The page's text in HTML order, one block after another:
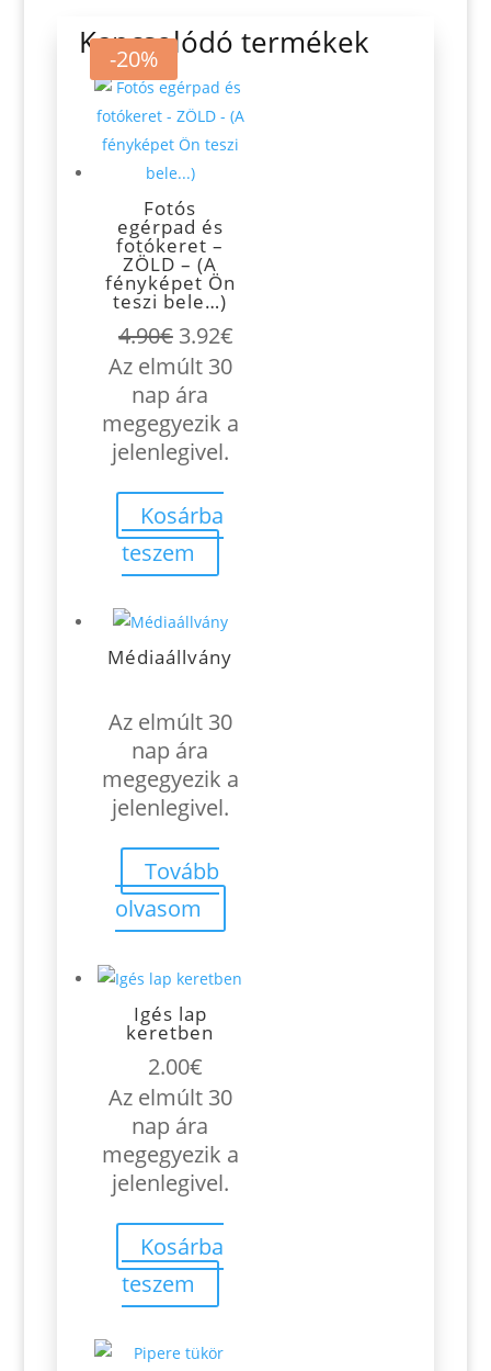
Kapcsolódó termékek
-20%
Fotós
egérpad és
fotókeret –
ZÖLD – (A
fényképet Ön
teszi bele…)
4.90€ Original
price
was:
4.90€.
3.92€Current
price
3.92€.
Az elmúlt 30
nap ára
megegyezik a
jelenlegivel.
Kosárba
teszem
Médiaállvány
Az elmúlt 30
nap ára
megegyezik a
jelenlegivel.
Tovább
olvasom
Igés lap
keretben
2.00€
Az elmúlt 30
nap ára
megegyezik a
jelenlegivel.
Kosárba
teszem